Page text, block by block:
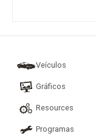
Veículos
Gráficos
Resources
Programas